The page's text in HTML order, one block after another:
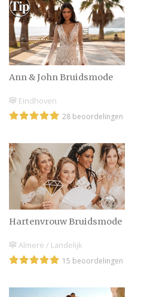
Ann & John Bruidsmode
Eindhoven
28 beoordelingen
Hartenvrouw Bruidsmode
Almere / Landelijk
15 beoordelingen